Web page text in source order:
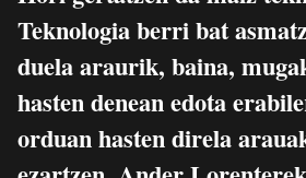
Teknologia berri bat
duela araurik, baina,
hasten denean edota
orduan hasten direla